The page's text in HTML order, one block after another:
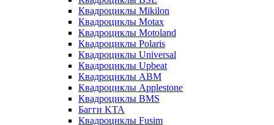
Квадроциклы Mikilon
Квадроциклы Motax
Квадроциклы Motoland
Квадроциклы Polaris
Квадроциклы Universal
Квадроциклы Upbeat
Квадроциклы ABM
Квадроциклы Applestone
Квадроциклы BMS
Багги KTA
Квадроциклы Fusim